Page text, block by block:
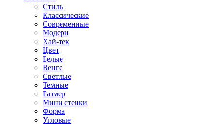
Стиль
Классические
Современные
Модерн
Хай-тек
Цвет
Белые
Венге
Светлые
Темные
Размер
Мини стенки
Форма
Угловые